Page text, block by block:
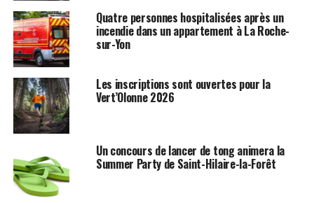
Quatre personnes hospitalisées après un
incendie dans un appartement à La Roche-
sur-Yon
Les inscriptions sont ouvertes pour la
Vert’Olonne 2026
Un concours de lancer de tong animera la
Summer Party de Saint-Hilaire-la-Forêt